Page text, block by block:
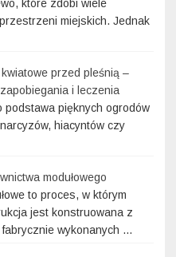
które zdobi wiele
miejskich. Jednak
przed pleśnią –
i leczenia
podstawa pięknych ogrodów
hiacyntów czy
modułowego
to proces, w którym
jest konstruowana z
wykonanych …